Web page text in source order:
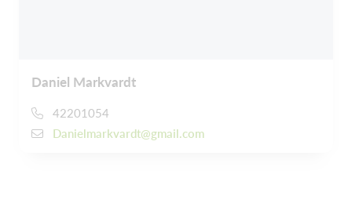
Daniel Markvardt
42201054
Danielmarkvardt@gmail.com